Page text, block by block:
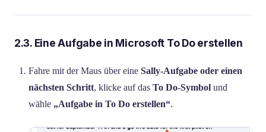
2.3. Eine Aufgabe in Microsoft To Do erstellen
Fahre mit der Maus über eine Sally-Aufgabe oder einen
nächsten Schritt, klicke auf das To Do-Symbol und
wähle „Aufgabe in To Do erstellen“.